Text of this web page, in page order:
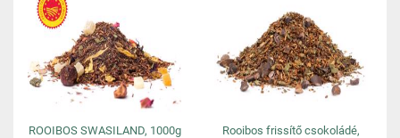
ROOIBOS SWASILAND, 1000g
Rooibos frissítő csokoládé,